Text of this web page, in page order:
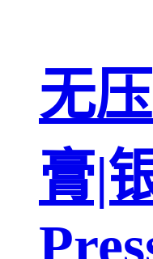
无
膏|